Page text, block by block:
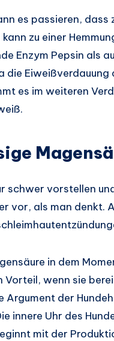
es passieren,
zu einer
Enzym Pepsin als
die
es im weiteren
schwer vorstellen
vor, als man denkt.
in dem
Vorteil, wenn sie
Argument der
innere Uhr des
mit der